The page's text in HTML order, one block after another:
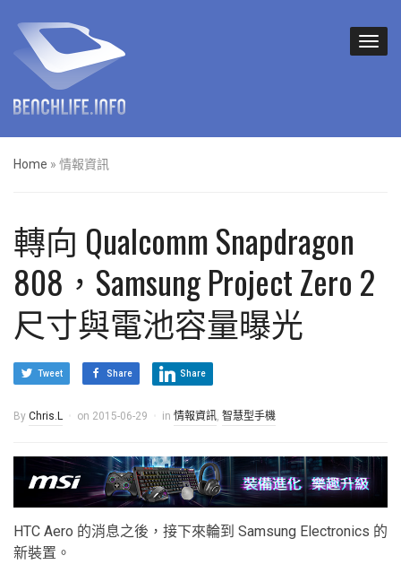
Home » 情報資訊
轉向 Qualcomm Snapdragon
808，Samsung Project Zero 2
尺寸與電池容量曝光
Tweet Share Share
By Chris.L on 2015-06-29 in 情報資訊, 智慧型手機
HTC Aero 的消息之後，接下來輪到 Samsung Electronics 的
新裝置。